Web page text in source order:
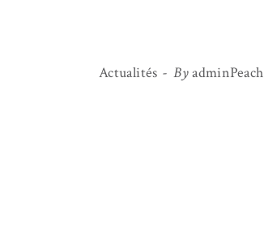
Actualités ByadminPeach